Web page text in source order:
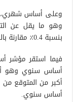
وهو ما يقل عن
بنسبة 0.4٪ مقارنة بالشهر السابق.
أساس سنوي.